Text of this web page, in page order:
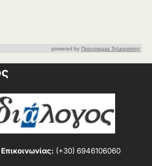
powered by Προγραμμα Τηλεορασης
(+30) 6946106060